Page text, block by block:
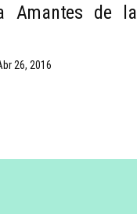
Amantes de la
26, 2016